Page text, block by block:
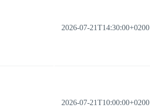
2026-07-21T14:30:00+0200
2026-07-21T10:00:00+0200